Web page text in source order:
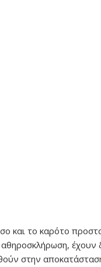
και το καρότο
έχουν
στην